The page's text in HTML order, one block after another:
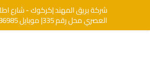
المحتوى
شركة بريق المهند |كركوك -
العصري محل رقم 335| موبايل 07776486985